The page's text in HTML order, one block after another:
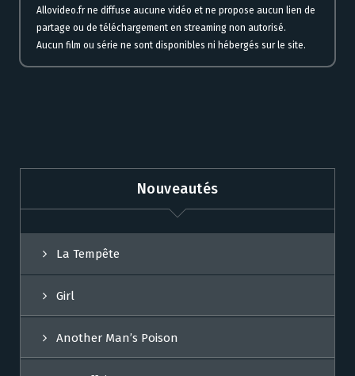
Allovideo.fr ne diffuse aucune vidéo et ne propose aucun lien de
partage ou de téléchargement en streaming non autorisé.
Aucun film ou série ne sont disponibles ni hébergés sur le site.
Nouveautés
La Tempête
Girl
Another Man’s Poison